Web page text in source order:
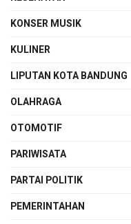
KONSER MUSIK
KULINER
LIPUTAN KOTA BANDUNG
OLAHRAGA
OTOMOTIF
PARIWISATA
PARTAI POLITIK
PEMERINTAHAN